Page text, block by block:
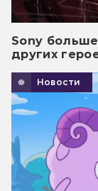
Sony
других
Новости